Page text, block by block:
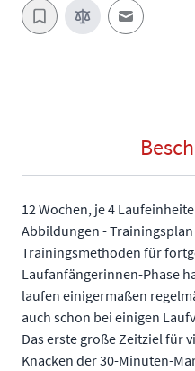
E-Mail an
12 Wochen, je 4
Abbildungen -
Trainingsmethoden für
Laufanfängerinnen-Phase
laufen einigermaßen
auch schon bei einigen
Das erste große Zeitziel für
Knacken der 30-Minuten-